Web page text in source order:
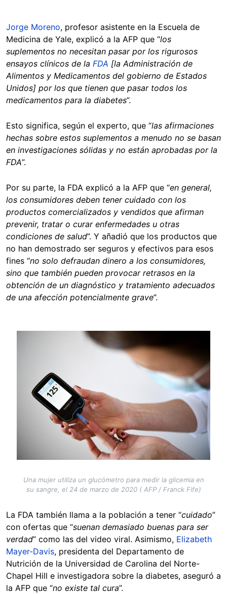
Jorge Moreno, profesor asistente en la Escuela de
Medicina de Yale, explicó a la AFP que “los
suplementos no necesitan pasar por los rigurosos
ensayos clínicos de la FDA [la Administración de
Alimentos y Medicamentos del gobierno de Estados
Unidos] por los que tienen que pasar todos los
medicamentos para la diabetes”.
Esto significa, según el experto, que “las afirmaciones
hechas sobre estos suplementos a menudo no se basan
en investigaciones sólidas y no están aprobadas por la
FDA”.
Por su parte, la FDA explicó a la AFP que “en general,
los consumidores deben tener cuidado con los
productos comercializados y vendidos que afirman
prevenir, tratar o curar enfermedades u otras
condiciones de salud”. Y añadió que los productos que
no han demostrado ser seguros y efectivos para esos
fines “no solo defraudan dinero a los consumidores,
sino que también pueden provocar retrasos en la
obtención de un diagnóstico y tratamiento adecuados
de una afección potencialmente grave”.
Una mujer utiliza un glucómetro para medir la glicemia en
su sangre, el 24 de marzo de 2020 ( AFP / Franck Fife)
La FDA también llama a la población a tener “cuidado”
con ofertas que “suenan demasiado buenas para ser
verdad” como las del video viral. Asimismo, Elizabeth
Mayer-Davis, presidenta del Departamento de
Nutrición de la Universidad de Carolina del Norte-
Chapel Hill e investigadora sobre la diabetes, aseguró a
la AFP que “no existe tal cura”.